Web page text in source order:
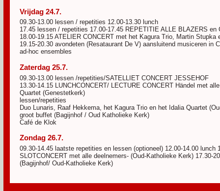
Vrijdag 24.7.
09.30-13.00 lessen / repetities
17.45 lessen / repetities 17.00-17.45 REPETITIE ALLE BLAZERS
18.00-19.15 ATELIER CONCERT met het Kagura Trio, Martin
19.15-20.30 avondeten (Resataurant De V) aansluitend musiceren in
ad-hoc ensembles
Zaterdag 25.7.
09.30-13.00 lessen /repetities/SATELLIET
13.30-14.15 LUNCHCONCERT/ LECTURE CONCERT Händel met
Quartet (Genestetkerk)
lessen/repetities 18.00-19.00
Duo Lunaris, Raaf Hekkema, het Kagura Trio en het Idalia Quartet
groot buffet (Bagijnhof / Oud Katholieke Kerk)
Café de Klok
Zondag 26.7.
09.30-14.45 laatste repetities en lessen (optioneel) 12.00-14.00 lunch
SLOTCONCERT met alle deelnemers- (Oud-Katholieke Kerk) 17.30-
(Bagijnhof/ Oud-Katholieke Kerk)